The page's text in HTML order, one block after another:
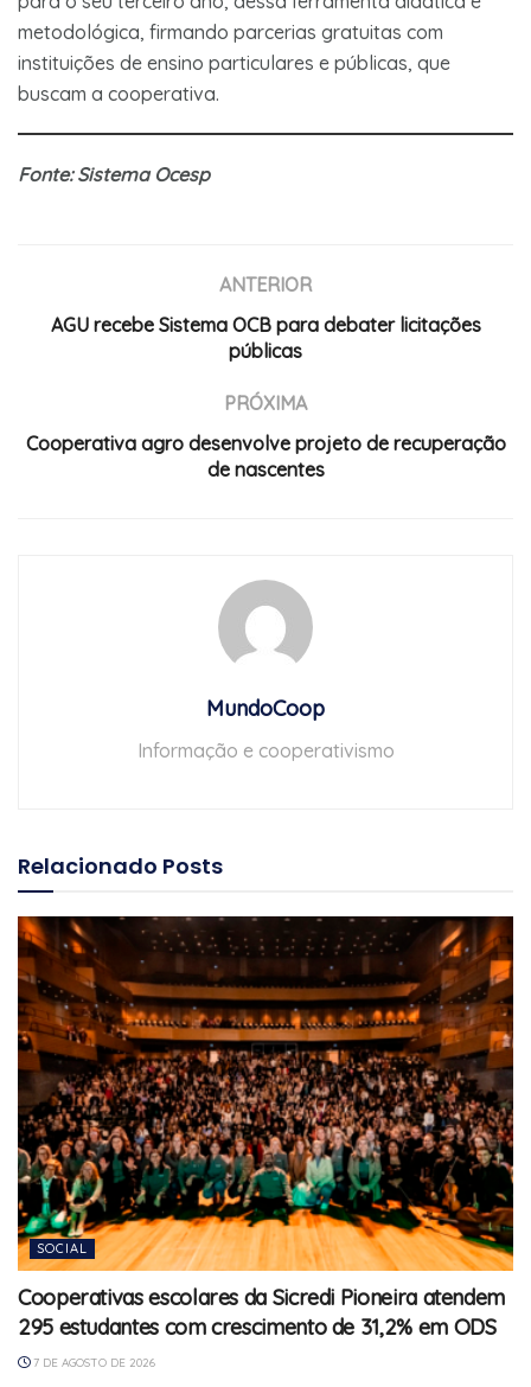
metodológica, firmando parcerias gratuitas com
instituições de ensino particulares e públicas, que
buscam a cooperativa.
Fonte: Sistema Ocesp
ANTERIOR
AGU recebe Sistema OCB para debater licitações
públicas
PRÓXIMA
Cooperativa agro desenvolve projeto de recuperação
de nascentes
MundoCoop
Informação e cooperativismo
Relacionado Posts
SOCIAL
Cooperativas escolares da Sicredi Pioneira atendem
295 estudantes com crescimento de 31,2% em ODS
7 DE AGOSTO DE 2026